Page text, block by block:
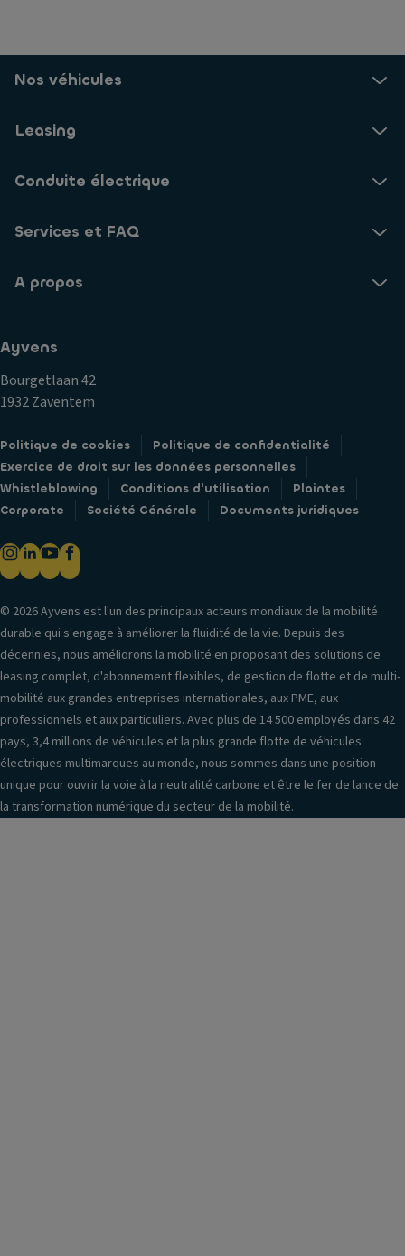
Nos véhicules
Leasing
Conduite électrique
Services et FAQ
A propos
Ayvens
Bourgetlaan 42
1932 Zaventem
Politique de cookies
Politique de confidentialité
Exercice de droit sur les données personnelles
Whistleblowing
Conditions d'utilisation
Plaintes
Corporate
Société Générale Documents juridiques
© 2026 Ayvens est l'un des principaux acteurs mondiaux de la mobilité
durable qui s'engage à améliorer la fluidité de la vie. Depuis des
décennies, nous améliorons la mobilité en proposant des solutions de
leasing complet, d'abonnement flexibles, de gestion de flotte et de multi-
mobilité aux grandes entreprises internationales, aux PME, aux
professionnels et aux particuliers. Avec plus de 14 500 employés dans 42
pays, 3,4 millions de véhicules et la plus grande flotte de véhicules
électriques multimarques au monde, nous sommes dans une position
unique pour ouvrir la voie à la neutralité carbone et être le fer de lance de
la transformation numérique du secteur de la mobilité.